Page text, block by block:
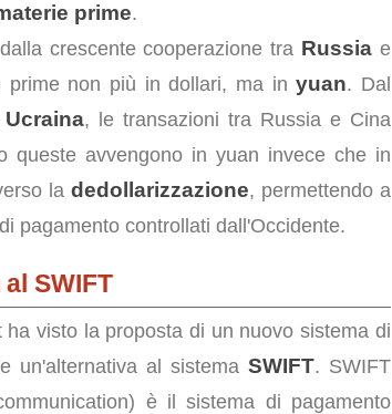
prime.
crescente cooperazione tra Russia e
prime non più in dollari, ma inyuan. Dal
Ucraina, le transazioni tra Russia e Cina
queste avvengono in yuan invece che in
ladedollarizzazione, permettendo a
pagamento controllati dall'Occidente.
SWIFT
visto la proposta di un nuovo sistema di
un'alternativa al sistema SWIFT. SWIFT
è il sistema di pagamento